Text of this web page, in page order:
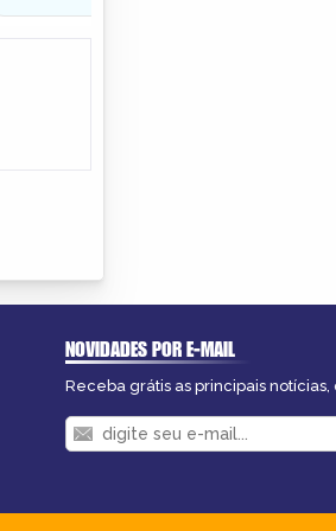
NOVIDADES POR E-MAIL
Receba grátis as principais